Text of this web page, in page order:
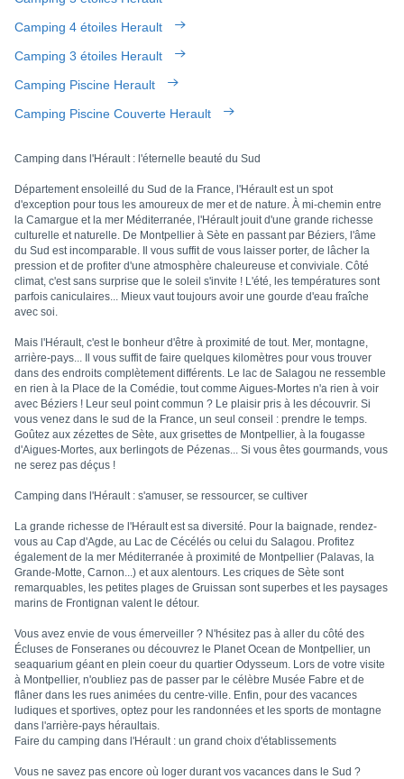
Camping 4 étoiles Herault
Camping 3 étoiles Herault
Camping Piscine Herault
Camping Piscine Couverte Herault
Camping dans l'Hérault : l'éternelle beauté du Sud
Département ensoleillé du Sud de la France, l'Hérault est un spot
d'exception pour tous les amoureux de mer et de nature. À mi-chemin entre
la Camargue et la mer Méditerranée, l'Hérault jouit d'une grande richesse
culturelle et naturelle. De Montpellier à Sète en passant par Béziers, l'âme
du Sud est incomparable. Il vous suffit de vous laisser porter, de lâcher la
pression et de profiter d'une atmosphère chaleureuse et conviviale. Côté
climat, c'est sans surprise que le soleil s'invite ! L'été, les températures sont
parfois caniculaires... Mieux vaut toujours avoir une gourde d'eau fraîche
avec soi.
Mais l'Hérault, c'est le bonheur d'être à proximité de tout. Mer, montagne,
arrière-pays... Il vous suffit de faire quelques kilomètres pour vous trouver
dans des endroits complètement différents. Le lac de Salagou ne ressemble
en rien à la Place de la Comédie, tout comme Aigues-Mortes n'a rien à voir
avec Béziers ! Leur seul point commun ? Le plaisir pris à les découvrir. Si
vous venez dans le sud de la France, un seul conseil : prendre le temps.
Goûtez aux zézettes de Sète, aux grisettes de Montpellier, à la fougasse
d'Aigues-Mortes, aux berlingots de Pézenas... Si vous êtes gourmands, vous
ne serez pas déçus !
Camping dans l'Hérault : s'amuser, se ressourcer, se cultiver
La grande richesse de l'Hérault est sa diversité. Pour la baignade, rendez-
vous au Cap d'Agde, au Lac de Cécélés ou celui du Salagou. Profitez
également de la mer Méditerranée à proximité de Montpellier (Palavas, la
Grande-Motte, Carnon...) et aux alentours. Les criques de Sète sont
remarquables, les petites plages de Gruissan sont superbes et les paysages
marins de Frontignan valent le détour.
Vous avez envie de vous émerveiller ? N'hésitez pas à aller du côté des
Écluses de Fonseranes ou découvrez le Planet Ocean de Montpellier, un
seaquarium géant en plein coeur du quartier Odysseum. Lors de votre visite
à Montpellier, n'oubliez pas de passer par le célèbre Musée Fabre et de
flâner dans les rues animées du centre-ville. Enfin, pour des vacances
ludiques et sportives, optez pour les randonnées et les sports de montagne
dans l'arrière-pays héraultais.
Faire du camping dans l'Hérault : un grand choix d'établissements
Vous ne savez pas encore où loger durant vos vacances dans le Sud ?